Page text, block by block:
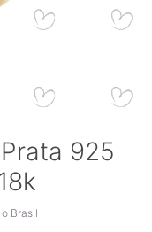
925
Brasil